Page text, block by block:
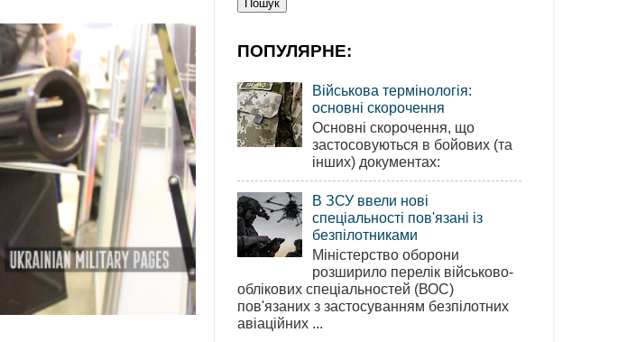
ПОПУЛЯРНЕ:
Військова термінологія:
основні скорочення
Основні скорочення, що
застосовуються в бойових (та
інших) документах:
В ЗСУ ввели нові
спеціальності пов'язані із
безпілотниками
Міністерство оборони
розширило перелік військово-
облікових спеціальностей (ВОС)
пов'язаних з застосуванням безпілотних
авіаційних ...